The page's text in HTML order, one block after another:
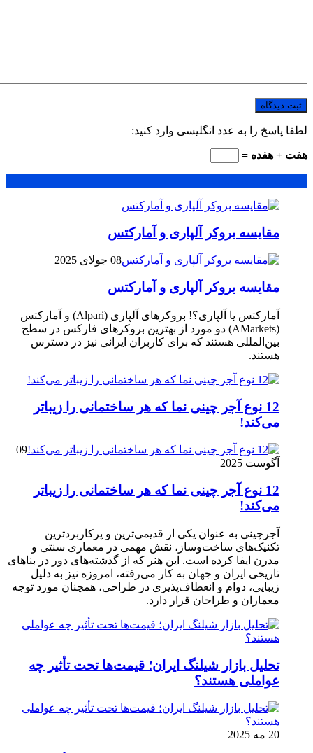
لطفا پاسخ را به عدد انگلیسی وارد کنید:
هفت + هفده =
مقایسه بروکر آلپاری و آمارکتس
08 جولای 2025
مقایسه بروکر آلپاری و آمارکتس
آمارکتس یا آلپاری؟! بروکرهای آلپاری (Alpari) و آمارکتس
(AMarkets) دو مورد از بهترین بروکرهای فارکس در سطح
بین‌المللی هستند که برای کاربران ایرانی نیز در دسترس
هستند.
12 نوع آجر چینی نما که هر ساختمانی را زیباتر
می‌کند!
09
آگوست 2025
12 نوع آجر چینی نما که هر ساختمانی را زیباتر
می‌کند!
آجرچینی به عنوان یکی از قدیمی‌ترین و پرکاربردترین
تکنیک‌های ساخت‌وساز، نقش مهمی در معماری سنتی و
مدرن ایفا کرده است. این هنر که از گذشته‌های دور در بناهای
تاریخی ایران و جهان به کار می‌رفته، امروزه نیز به دلیل
زیبایی، دوام و انعطاف‌پذیری در طراحی، همچنان مورد توجه
معماران و طراحان قرار دارد.
تحلیل بازار شیلنگ ایران؛ قیمت‌ها تحت تأثیر چه
عواملی هستند؟
20 مه 2025